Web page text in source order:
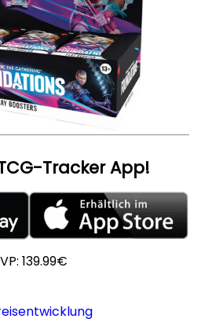
Tracker App!
139.99€